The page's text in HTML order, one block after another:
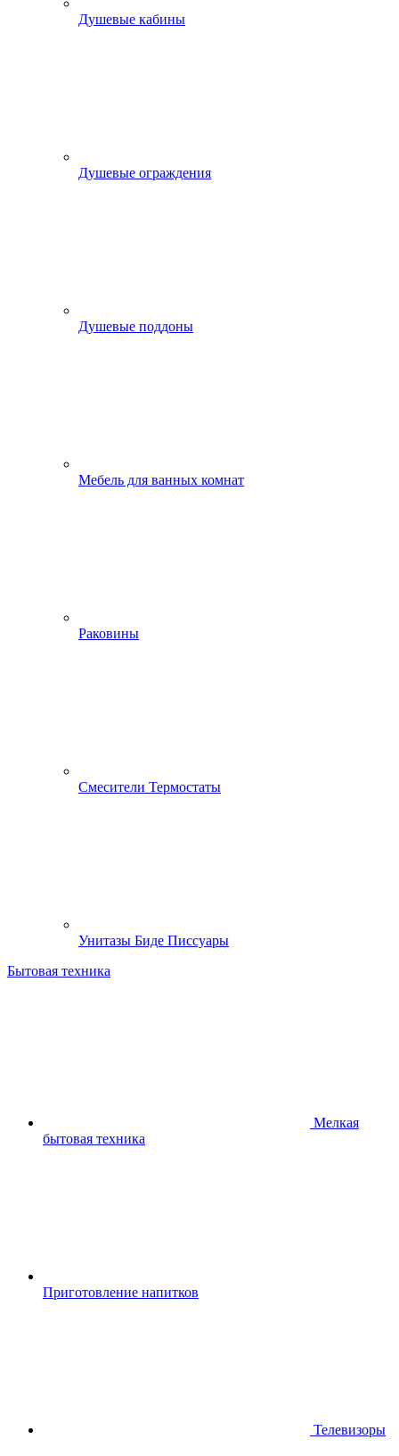
Душевые кабины
Душевые ограждения
Душевые поддоны
Мебель для ванных комнат
Раковины
Смесители Термостаты
Унитазы Биде Писсуары
Бытовая техника
Мелкая
бытовая техника
Приготовление напитков
Телевизоры